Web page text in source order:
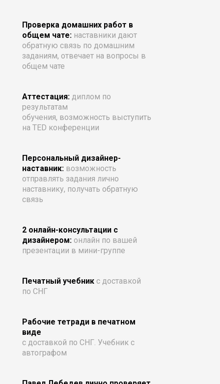
Проверка домашних работ в
общем чате: наставники дают
обратную связь по домашним
заданиям, отвечает на вопросы в
общем чате
Аттестация: диплом по
результатам
обучения, возможность выступить
на TED конференции
Персональный дизайнер-
наставник: возможность
отправлять задания лично
наставнику, получать обратную
связь
2 онлайн-консультации с
дизайнером: онлайн по вашей
презентации в мини-группе
Печатный учебник с доставкой
по СНГ
Рабочие тетради в печатном
виде
с доставкой по СНГ. Учебник с
автографом